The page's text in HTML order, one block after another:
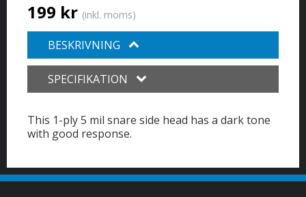
199 kr (inkl. moms)
BESKRIVNING
SPECIFIKATION
This 1-ply 5 mil snare side head has a dark tone
with good response.